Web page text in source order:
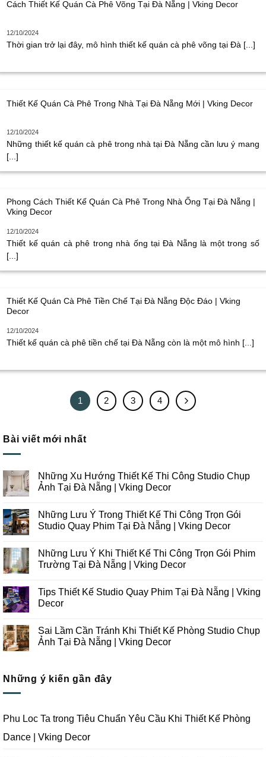
Cách Thiết Kế Quán Cà Phê Võng Tại Đà Nẵng | Vking Decor
12/10/2024
Thời gian trở lại đây, mô hình thiết kế quán cà phê võng tại Đà [...]
Thiết Kế Quán Cà Phê Trong Nhà Tại Đà Nẵng Mới | Vking Decor
12/10/2024
Những thiết kế quán cà phê trong nhà tại Đà Nẵng cần lưu ý mang
[...]
Phong Cách Thiết Kế Quán Cà Phê Trong Nhà Ống Tại Đà Nẵng |
Vking Decor
12/10/2024
Thiết kế quán cà phê trong nhà ống tại Đà Nẵng là một trong số
[...]
Thiết Kế Quán Cà Phê Tiền Chế Tại Đà Nẵng Độc Đáo | Vking
Decor
12/10/2024
Thiết kế quán cà phê tiền chế tại Đà Nẵng còn là một mô hình [...]
1 2 3 4
Bài viết mới nhất
Những Xu Hướng Thiết Kế Thi Công Studio Chụp
Ảnh Tại Đà Nẵng | Vking Decor
bình
luận
ở
Hướng
Thiết
Kế
Studio
Chụp
Ảnh
Nẵng
Vking
Những Lưu Ý Trong Thiết Kế Thi Công Trọn Gói
Studio Quay Phim Tại Đà Nẵng | Vking Decor
bình
luận
ở
Ý
Trong
Thiết
Công
Trọn
Gói
Tại
Đà
Decor
Những Lưu Ý Khi Thiết Kế Thi Công Trọn Gói Phim
Trường Tại Đà Nẵng | Vking Decor
bình
luận
ở
Ý
Khi
Thiết
Trọn
Gói
Đà
Nẵng
Vking
Tips Thiết Kế Studio Quay Phim Tại Đà Nẵng | Vking
Decor
bình
luận
ở
Studio
Quay
Nẵng
|
Decor
Sai Lầm Cần Tránh Khi Thiết Kế Phòng Studio Chụp
Ảnh Tại Đà Nẵng | Vking Decor
luận
ở
Tránh
Khi
Kế
Những ý kiến gần đây
Phu Loc Ta trong Tiêu Chuẩn Yêu Cầu Khi Thiết Kế Phòng
Dance | Vking Decor